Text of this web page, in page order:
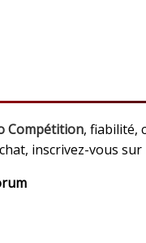
Compétition, fiabilité,
inscrivez-vous